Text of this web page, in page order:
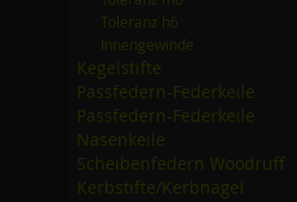
Toleranz h6
Innengewinde
Kegelstifte
Passfedern-Federkeile
Passfedern-Federkeile
Nasenkeile
Scheibenfedern Woodruff
Kerbstifte/­Kerbnägel